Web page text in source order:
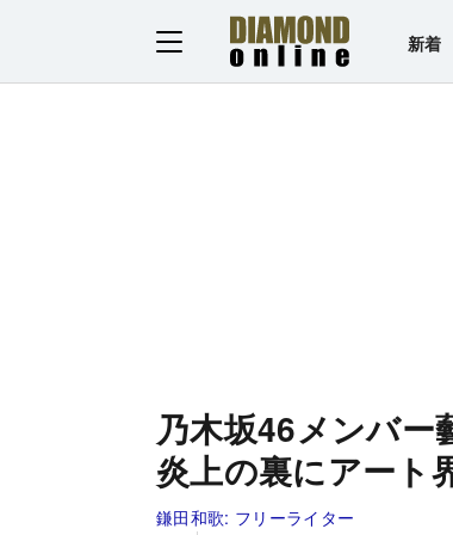
新着
乃木坂46メンバー
炎上の裏にアート
鎌田和歌: フリーライター